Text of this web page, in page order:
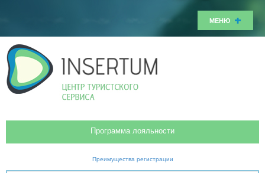
МЕНЮ
Программа лояльности
Преимущества регистрации